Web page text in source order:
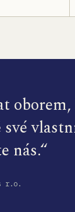
nás.“
r.o.